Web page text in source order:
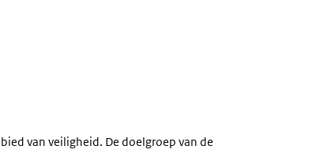
van veiligheid. De doelgroep van de